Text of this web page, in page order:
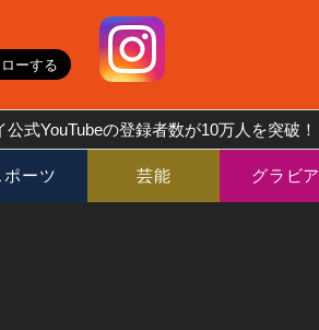
公式YouTubeの登録者数が10万人を突破！
ポーツ 芸能 グラビア